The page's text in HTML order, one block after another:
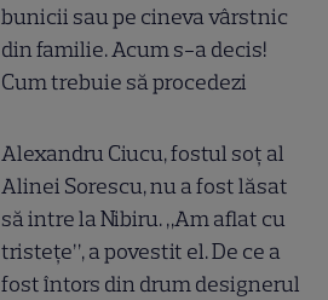
bunicii sau pe cineva vârstnic
din familie. Acum s-a decis!
Cum trebuie să procedezi
Alexandru Ciucu, fostul soț al
Alinei Sorescu, nu a fost lăsat
să intre la Nibiru. „Am aflat cu
tristețe”, a povestit el. De ce a
fost întors din drum designerul